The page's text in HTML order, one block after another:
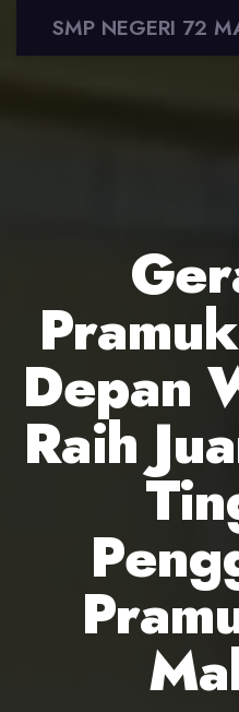
SMP NEGERI 72
Depan
Raih